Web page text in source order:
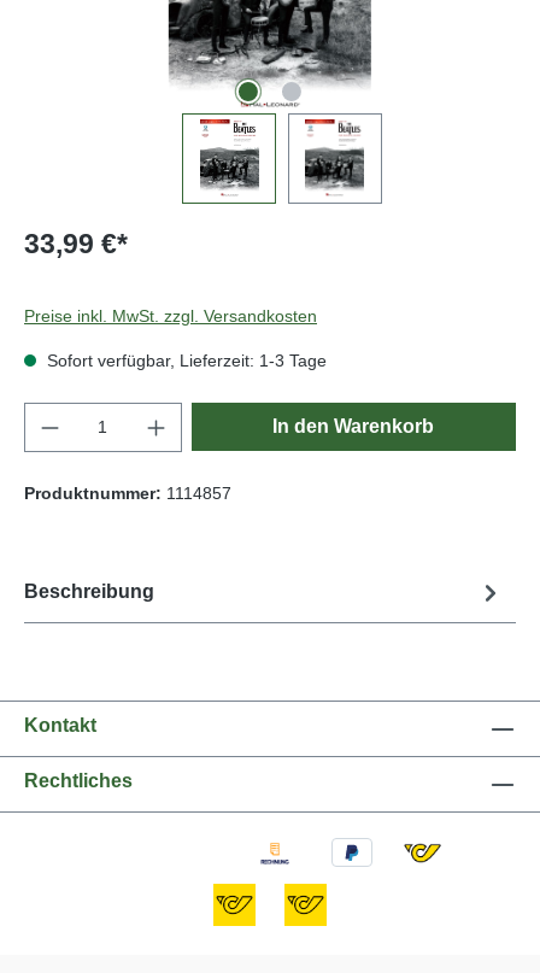
33,99 €*
Preise inkl. MwSt. zzgl. Versandkosten
Sofort verfügbar, Lieferzeit: 1-3 Tage
Produkt Anzahl: Gib den gewünschten
In den Warenkorb
Produktnummer: 1114857
Beschreibung
Kontakt
Rechtliches